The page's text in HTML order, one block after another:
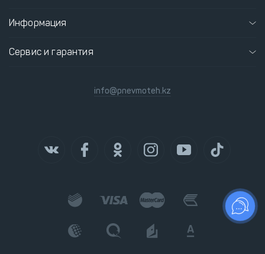
Информация
Сервис и гарантия
info@pnevmoteh.kz